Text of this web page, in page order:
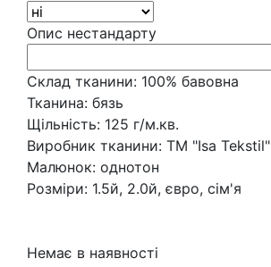
Опис нестандарту
Склад тканини: 100% бавовна
Тканина: бязь
Щільність: 125 г/м.кв.
Виробник тканини: ТМ "Isa Tekstil"
Малюнок: однотон
Розміри: 1.5й, 2.0й, євро, сім'я
Немає в наявності